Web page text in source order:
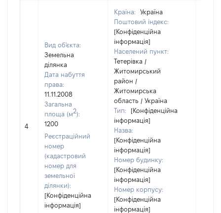
4
Вид об'єкта:
Земельна
ділянка
Дата набуття
права:
11.11.2008
Загальна
площа (м2):
1200
Реєстраційний
номер
(кадастровий
номер для
земельної
ділянки):
[Конфіденційна
інформація]
Країна:
Україна
Поштовий індекс:
[Конфіденційна
інформація]
Населений пункт:
Тетерівка /
Житомирський
район /
Житомирська
область / Україна
Тип:
[Конфіденційна
інформація]
Назва:
[Конфіденційна
інформація]
Номер будинку:
[Конфіденційна
інформація]
Номер корпусу:
[Конфіденційна
інформація]